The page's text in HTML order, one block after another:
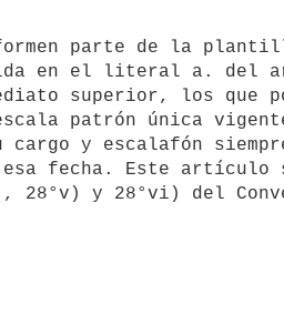
en el literal a. del
superior, los que
patrón única
y escalafón
esa fecha. Este artículo
28°v) y 28°vi) del